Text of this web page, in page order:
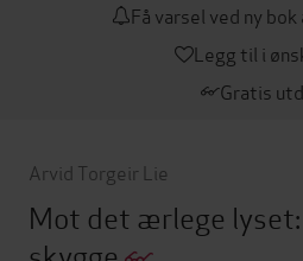
Få varsel ved ny
Legg til i
Gratis
Arvid Torgeir Lie
Mot det ærlege